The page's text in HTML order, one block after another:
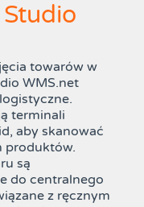
towarów w
WMS.net
terminali
aby skanować
produktów.
są
do centralnego
z ręcznym